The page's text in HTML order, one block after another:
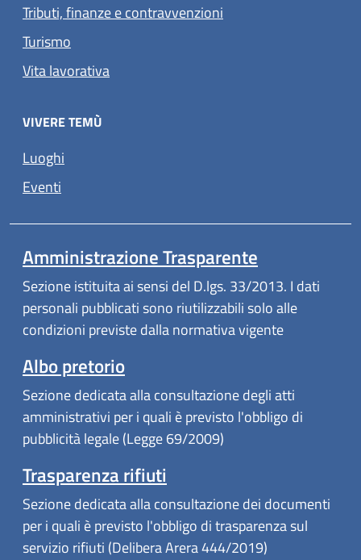
Tributi, finanze e contravvenzioni
Turismo
Vita lavorativa
VIVERE TEMÙ
Luoghi
Eventi
Amministrazione Trasparente
Sezione istituita ai sensi del D.lgs. 33/2013. I dati
personali pubblicati sono riutilizzabili solo alle
condizioni previste dalla normativa vigente
Albo pretorio
Sezione dedicata alla consultazione degli atti
amministrativi per i quali è previsto l'obbligo di
pubblicità legale (Legge 69/2009)
Trasparenza rifiuti
Sezione dedicata alla consultazione dei documenti
per i quali è previsto l'obbligo di trasparenza sul
servizio rifiuti (Delibera Arera 444/2019)